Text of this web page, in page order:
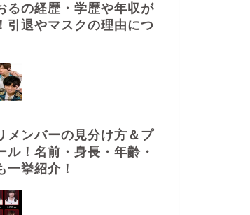
るの経歴・学歴や年収が
引退やマスクの理由につ
メンバーの見分け方＆プ
ル！名前・身長・年齢・
一挙紹介！